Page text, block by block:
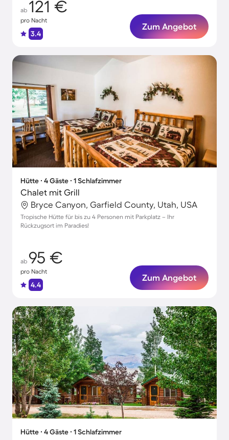
ab 121 €
pro Nacht
3.4
Zum Angebot
Hütte ∙ 4 Gäste ∙ 1 Schlafzimmer
Chalet mit Grill
Bryce Canyon, Garfield County, Utah, USA
Tropische Hütte für bis zu 4 Personen mit Parkplatz – Ihr
Rückzugsort im Paradies!
ab 95 €
pro Nacht
4.4
Zum Angebot
Hütte ∙ 4 Gäste ∙ 1 Schlafzimmer